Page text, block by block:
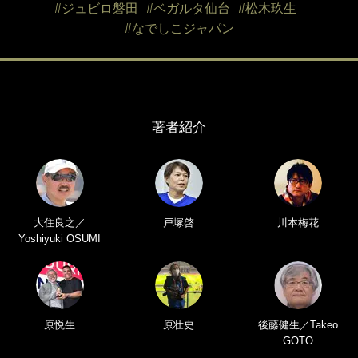
#ジュビロ磐田 #ベガルタ仙台
#松木玖生
#なでしこジャパン
著者紹介
大住良之／
Yoshiyuki OSUMI
戸塚啓 川本梅花
原悦生 原壮史
後藤健生／Takeo
GOTO